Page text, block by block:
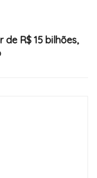
de R$ 15 bilhões,